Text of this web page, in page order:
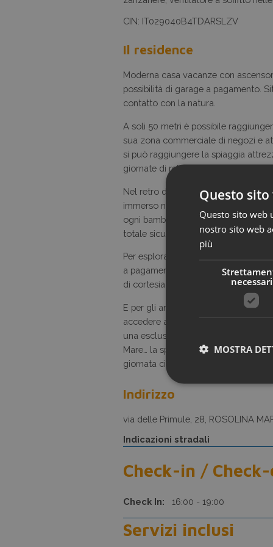
CIN: IT029040B4TDARSLZV
Il residence
Moderna casa vacanze con
possibilità di garage a pagamento.
contatto con la natura.
A soli 50 metri è possibile
sua zona commerciale di negozi e
si può raggiungere la spiaggia
giornate di relax in compagnia della
Nel retro della casa c’è il nostro
immerso nel verde della pineta e
ogni bambino potrà trascorrere
totale sicurezza per i genitori.
Per esplorare il Delta del Po e le sue
a pagamento oppure, per brevi
di cortesia gratuite per grandi e
E per gli amanti delle tintarella e dei
accedere ad una terrazza solarium
una esclusiva vista panoramica si
Mare… la spiaggia, le valli da pesca e
giornata ci regala!
Indirizzo
via delle Primule, 28, ROSOLINA
Indicazioni stradali
Check-in /
Check In: 16:00 - 19:00
Servizi inclusi
Questo
Questo sito web
nostro sito web
più
necessari
MOSTRA